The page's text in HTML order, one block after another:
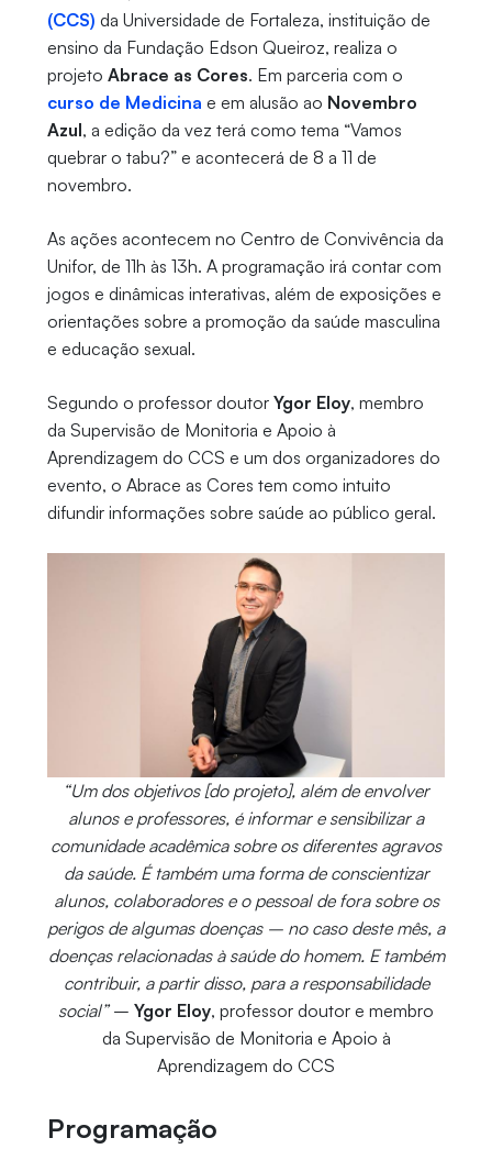
(CCS) da Universidade de Fortaleza, instituição de
ensino da Fundação Edson Queiroz, realiza o
projeto Abrace as Cores. Em parceria com o
curso de Medicina e em alusão ao Novembro
Azul, a edição da vez terá como tema “Vamos
quebrar o tabu?” e acontecerá de 8 a 11 de
novembro.
As ações acontecem no Centro de Convivência da
Unifor, de 11h às 13h. A programação irá contar com
jogos e dinâmicas interativas, além de exposições e
orientações sobre a promoção da saúde masculina
e educação sexual.
Segundo o professor doutor Ygor Eloy, membro
da Supervisão de Monitoria e Apoio à
Aprendizagem do CCS e um dos organizadores do
evento, o Abrace as Cores tem como intuito
difundir informações sobre saúde ao público geral.
“Um dos objetivos [do projeto], além de envolver
alunos e professores, é informar e sensibilizar a
comunidade acadêmica sobre os diferentes agravos
da saúde. É também uma forma de conscientizar
alunos, colaboradores e o pessoal de fora sobre os
perigos de algumas doenças – no caso deste mês, a
doenças relacionadas à saúde do homem. E também
contribuir, a partir disso, para a responsabilidade
social”– Ygor Eloy, professor doutor e membro
da Supervisão de Monitoria e Apoio à
Aprendizagem do CCS
Programação